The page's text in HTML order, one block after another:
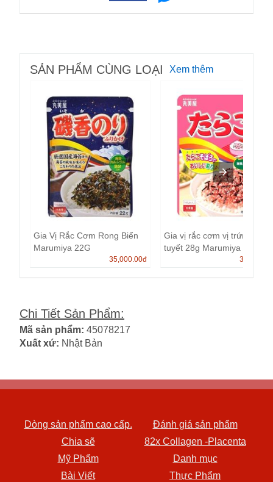
SẢN PHẨM CÙNG LOẠI Xem thêm
Gia Vị Rắc Cơm Rong Biển
Marumiya 22G
35,000.00đ
Gia vị rắc cơm vị trứng cá
tuyết 28g Marumiya
35,000.00
Chi Tiết Sản Phẩm:
Mã sản phẩm: 45078217
Xuất xứ: Nhật Bản
Dòng sản phẩm cao cấp.
Đánh giá sản phẩm
Chia sẽ
82x Collagen -Placenta
Mỹ Phẩm
Danh mục
Bài Viết
Thực Phẩm